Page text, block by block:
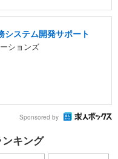
システム開発サポート
ションズ
Sponsored by
キング